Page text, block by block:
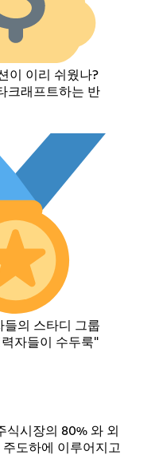
이 이리 쉬웠나?
크래프트하는 반
들의 스타디 그룹
자들이 수두룩"
식시장의 80% 와 외
도하에 이루어지고